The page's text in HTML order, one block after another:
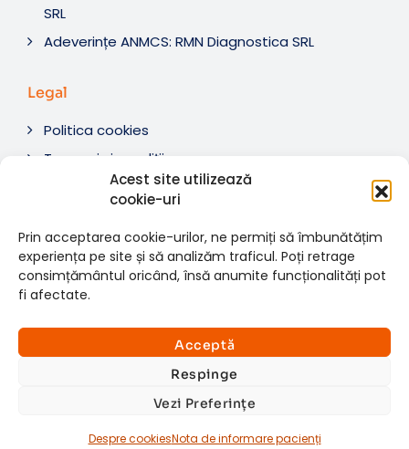
Acest site utilizează
cookie-uri
Prin acceptarea cookie-urilor, ne permiți să îmbunătățim
experiența pe site și să analizăm traficul. Poți retrage
consimțământul oricând, însă anumite funcționalități pot
fi afectate.
Acceptă
Respinge
Vezi Preferințe
Despre cookiesNota de informare pacienți
SRL
Adeverințe ANMCS: RMN Diagnostica SRL
Legal
Politica cookies
Termeni si condiții
Soluționare litigii
rezervate.
Website dezvoltat de:www.t-web.ro
×
Consultații si investigații
Află detalii